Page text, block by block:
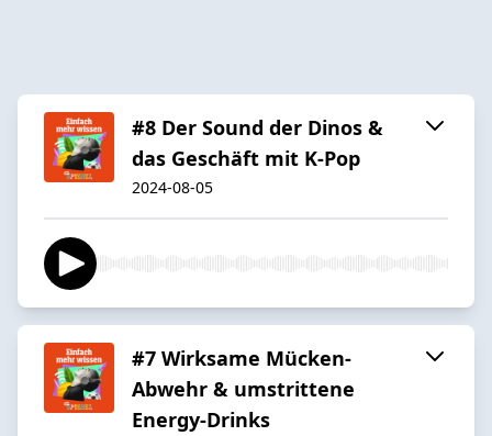
#8 Der Sound der Dinos &
das Geschäft mit K-Pop
2024-08-05
#7 Wirksame Mücken-
Abwehr & umstrittene
Energy-Drinks